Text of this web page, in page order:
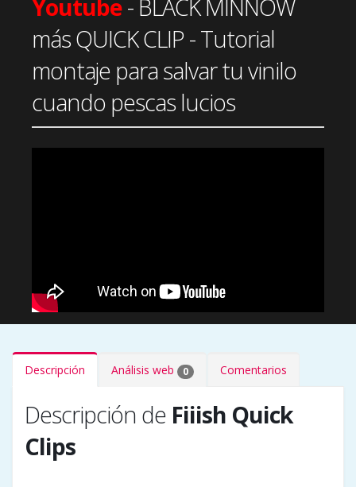
Youtube- BLACK MINNOW
más QUICK CLIP - Tutorial
montaje para salvar tu vinilo
cuando pescas lucios
Descripción Análisis web 0 Comentarios
Descripción de Fiiish Quick
Clips